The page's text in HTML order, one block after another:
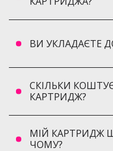
ВИ УКЛАДАЄТЕ
СКІЛЬКИ
КАРТРИДЖ?
МІЙ КАРТРИДЖ
ЧОМУ?